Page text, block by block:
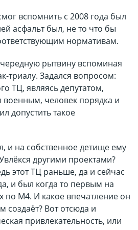
вспомнить с 2008 года был
асфальт был, не то что бы
нормативам.
рытвину вспоминая
триалу. Задался вопросом:
ТЦ, являясь депутатом,
человек порядка и
допустить такое
и на собственное детище ему
другими проектами?
этот ТЦ раньше, да и сейчас
и был когда то первым на
по М4. И какое впечатление он
создаёт? Вот отсюда и
привлекательность, или